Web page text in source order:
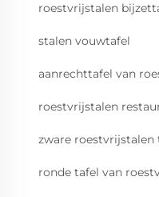
roestvrijstalen
stalen vouwtafel
aanrechttafel van
roestvrijstalen
zware roestvrijstalen
ronde tafel van